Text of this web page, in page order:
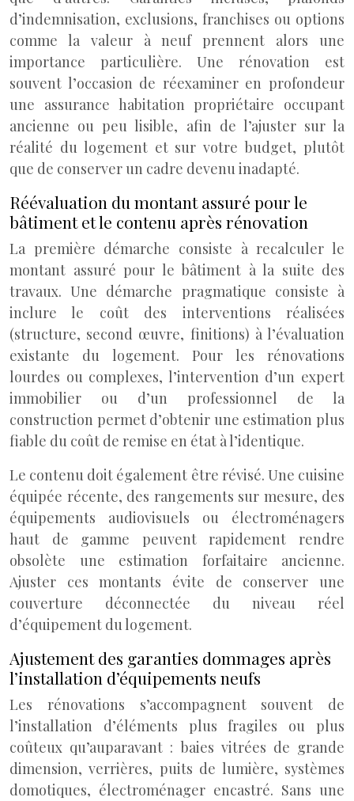
d’indemnisation, exclusions, franchises ou options
comme la valeur à neuf prennent alors une
importance particulière. Une rénovation est
souvent l’occasion de réexaminer en profondeur
une assurance habitation propriétaire occupant
ancienne ou peu lisible, afin de l’ajuster sur la
réalité du logement et sur votre budget, plutôt
que de conserver un cadre devenu inadapté.
Réévaluation du montant assuré pour le
bâtiment et le contenu après rénovation
La première démarche consiste à recalculer le
montant assuré pour le bâtiment à la suite des
travaux. Une démarche pragmatique consiste à
inclure le coût des interventions réalisées
(structure, second œuvre, finitions) à l’évaluation
existante du logement. Pour les rénovations
lourdes ou complexes, l’intervention d’un expert
immobilier ou d’un professionnel de la
construction permet d’obtenir une estimation plus
fiable du coût de remise en état à l’identique.
Le contenu doit également être révisé. Une cuisine
équipée récente, des rangements sur mesure, des
équipements audiovisuels ou électroménagers
haut de gamme peuvent rapidement rendre
obsolète une estimation forfaitaire ancienne.
Ajuster ces montants évite de conserver une
couverture déconnectée du niveau réel
d’équipement du logement.
Ajustement des garanties dommages après
l’installation d’équipements neufs
Les rénovations s’accompagnent souvent de
l’installation d’éléments plus fragiles ou plus
coûteux qu’auparavant : baies vitrées de grande
dimension, verrières, puits de lumière, systèmes
domotiques, électroménager encastré. Sans une